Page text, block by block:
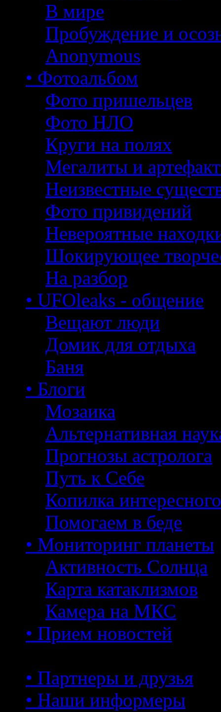
В мире
Пробуждение и
Anonymous
• Фотоальбом
Фото пришельцев
Фото НЛО
Круги на полях
Мегалиты и
Неизвестные
Фото привидений
Невероятные
Шокирующее
На разбор
• UFOleaks - общение
Вещают люди
Домик для отдыха
Баня
• Блоги
Мозаика
Альтернативная
Прогнозы астролога
Путь к Себе
Копилка интересного
Помогаем в беде
• Мониторинг планеты
Активность Солнца
Карта катаклизмов
Камера на МКС
• Прием новостей
• Партнеры и друзья
• Наши информеры